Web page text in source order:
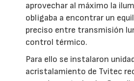
aprovechar al máximo la
obligaba a encontrar un
preciso entre transmisión
control térmico.
Para ello se instalaron
acristalamiento de Tvitec